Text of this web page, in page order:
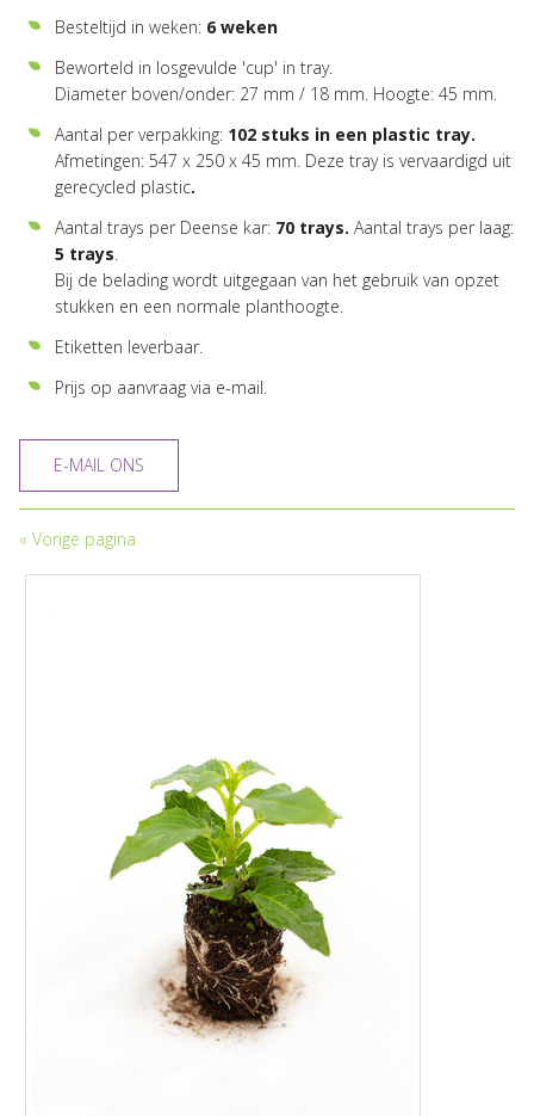
Besteltijd in weken: 6 weken
Beworteld in losgevulde 'cup' in tray.
Diameter boven/onder: 27 mm / 18 mm. Hoogte: 45 mm.
Aantal per verpakking: 102 stuks in een plastic tray.
Afmetingen: 547 x 250 x 45 mm. Deze tray is vervaardigd uit
gerecycled plastic.
Aantal trays per Deense kar: 70 trays. Aantal trays per laag:
5 trays.
Bij de belading wordt uitgegaan van het gebruik van opzet
stukken en een normale planthoogte.
Etiketten leverbaar.
Prijs op aanvraag via e-mail.
E-MAIL ONS
« Vorige pagina